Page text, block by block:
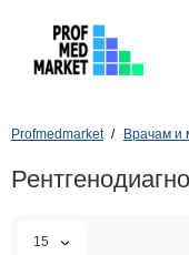
Profmedmarket Врачам и
15